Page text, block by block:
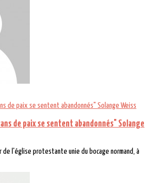
de paix se sentent abandonnés" Solange
de l'église protestante unie du bocage normand, à